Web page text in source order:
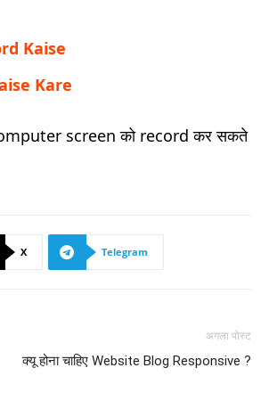
Kaise
Kare
screen को record कर सकते
X Telegram
अगला पोस्ट
क्यू होना चाहिए Website Blog Responsive ?